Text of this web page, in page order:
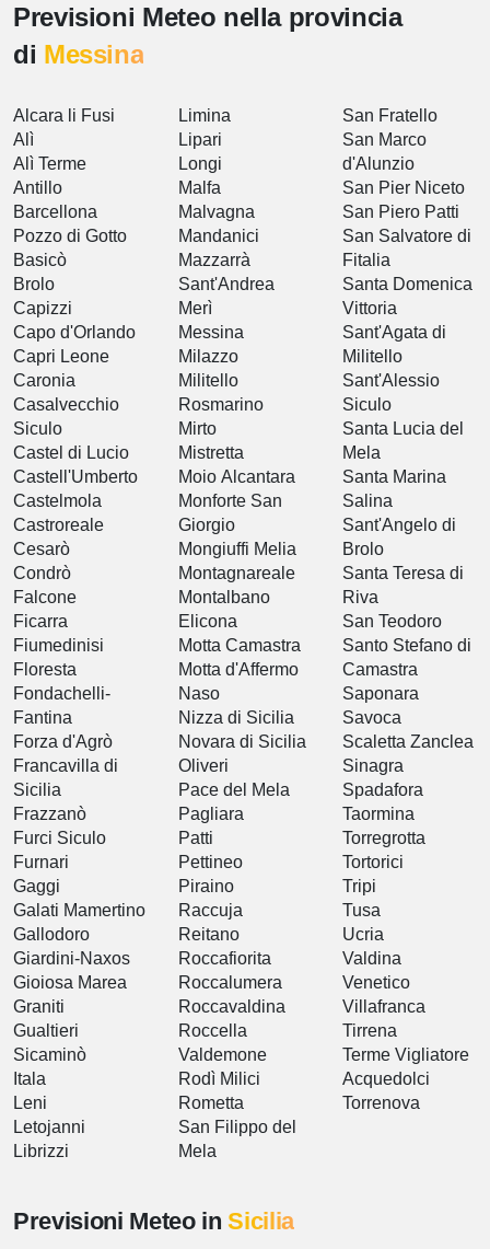
Previsioni Meteo nella provincia
di Messina
Alcara li Fusi
Alì
Alì Terme
Antillo
Barcellona
Pozzo di Gotto
Basicò
Brolo
Capizzi
Capo d'Orlando
Capri Leone
Caronia
Casalvecchio
Siculo
Castel di Lucio
Castell'Umberto
Castelmola
Castroreale
Cesarò
Condrò
Falcone
Ficarra
Fiumedinisi
Floresta
Fondachelli-
Fantina
Forza d'Agrò
Francavilla di
Sicilia
Frazzanò
Furci Siculo
Furnari
Gaggi
Galati Mamertino
Gallodoro
Giardini-Naxos
Gioiosa Marea
Graniti
Gualtieri
Sicaminò
Itala
Leni
Letojanni
Librizzi
Limina
Lipari
Longi
Malfa
Malvagna
Mandanici
Mazzarrà
Sant'Andrea
Merì
Messina
Milazzo
Militello
Rosmarino
Mirto
Mistretta
Moio Alcantara
Monforte San
Giorgio
Mongiuffi Melia
Montagnareale
Montalbano
Elicona
Motta Camastra
Motta d'Affermo
Naso
Nizza di Sicilia
Novara di Sicilia
Oliveri
Pace del Mela
Pagliara
Patti
Pettineo
Piraino
Raccuja
Reitano
Roccafiorita
Roccalumera
Roccavaldina
Roccella
Valdemone
Rodì Milici
Rometta
San Filippo del
Mela
San Fratello
San Marco
d'Alunzio
San Pier Niceto
San Piero Patti
San Salvatore di
Fitalia
Santa Domenica
Vittoria
Sant'Agata di
Militello
Sant'Alessio
Siculo
Santa Lucia del
Mela
Santa Marina
Salina
Sant'Angelo di
Brolo
Santa Teresa di
Riva
San Teodoro
Santo Stefano di
Camastra
Saponara
Savoca
Scaletta Zanclea
Sinagra
Spadafora
Taormina
Torregrotta
Tortorici
Tripi
Tusa
Ucria
Valdina
Venetico
Villafranca
Tirrena
Terme Vigliatore
Acquedolci
Torrenova
Previsioni Meteo inSicilia